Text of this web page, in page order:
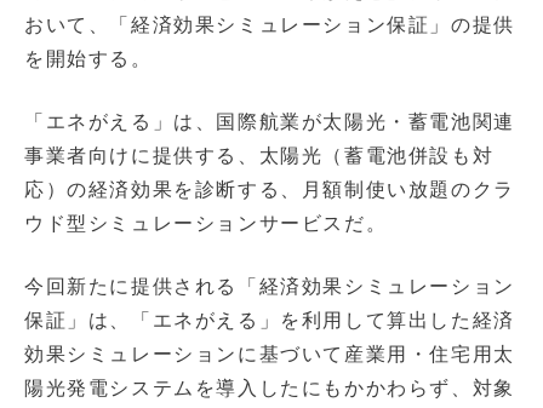
おいて、「経済効果シミュレーション保証」の提供
を開始する。
「エネがえる」は、国際航業が太陽光・蓄電池関連
事業者向けに提供する、太陽光（蓄電池併設も対
応）の経済効果を診断する、月額制使い放題のクラ
ウド型シミュレーションサービスだ。
今回新たに提供される「経済効果シミュレーション
保証」は、「エネがえる」を利用して算出した経済
効果シミュレーションに基づいて産業用・住宅用太
陽光発電システムを導入したにもかかわらず、対象